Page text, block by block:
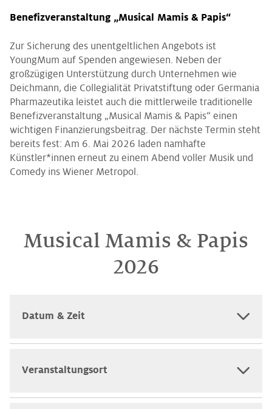
Benefizveranstaltung „Musical Mamis & Papis“
Zur Sicherung des unentgeltlichen Angebots ist
YoungMum auf Spenden angewiesen. Neben der
großzügigen Unterstützung durch Unternehmen wie
Deichmann, die Collegialität Privatstiftung oder Germania
Pharmazeutika leistet auch die mittlerweile traditionelle
Benefizveranstaltung „Musical Mamis & Papis“ einen
wichtigen Finanzierungsbeitrag. Der nächste Termin steht
bereits fest: Am 6. Mai 2026 laden namhafte
Künstler*innen erneut zu einem Abend voller Musik und
Comedy ins Wiener Metropol.
Musical Mamis & Papis
2026
Datum & Zeit
Veranstaltungsort